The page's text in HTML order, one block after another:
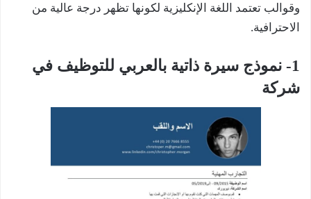
وقوالب تعتمد اللغة الإنكليزية لكونها تظهر درجة عالية من
الاحترافية.
1- نموذج سيرة ذاتية بالعربي للتوظيف في
شركة